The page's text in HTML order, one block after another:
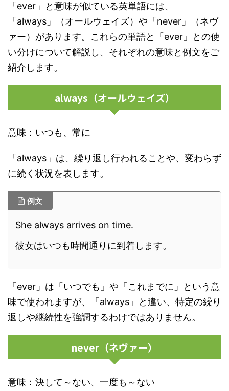
「ever」と意味が似ている英単語には、
「always」（オールウェイズ）や「never」（ネヴ
ァー）があります。これらの単語と「ever」との使
い分けについて解説し、それぞれの意味と例文をご
紹介します。
always（オールウェイズ）
意味：いつも、常に
「always」は、繰り返し行われることや、変わらず
に続く状況を表します。
例文
She always arrives on time.
彼女はいつも時間通りに到着します。
「ever」は「いつでも」や「これまでに」という意
味で使われますが、「always」と違い、特定の繰り
返しや継続性を強調するわけではありません。
never（ネヴァー）
意味：決して～ない、一度も～ない